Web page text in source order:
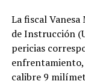
La fiscal
de Instrucción
pericias
enfrentamiento,
calibre 9